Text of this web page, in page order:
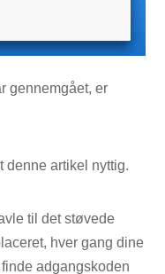
gennemgået, er
denne artikel nyttig.
til det støvede
hver gang dine
adgangskoden